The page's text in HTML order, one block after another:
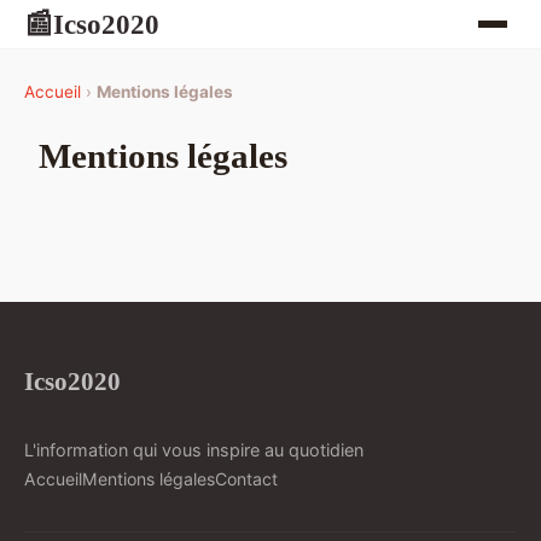
📰Icso2020
Accueil › Mentions légales
Mentions légales
Icso2020
L'information qui vous inspire au quotidien
AccueilMentions légalesContact